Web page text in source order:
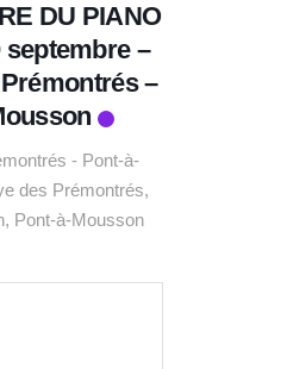
DU PIANO
septembre –
–
- Pont-à-
des Prémontrés,
Pont-à-Mousson